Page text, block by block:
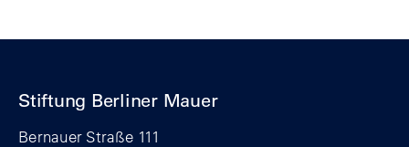
Stiftung Berliner Mauer
Bernauer Straße 111